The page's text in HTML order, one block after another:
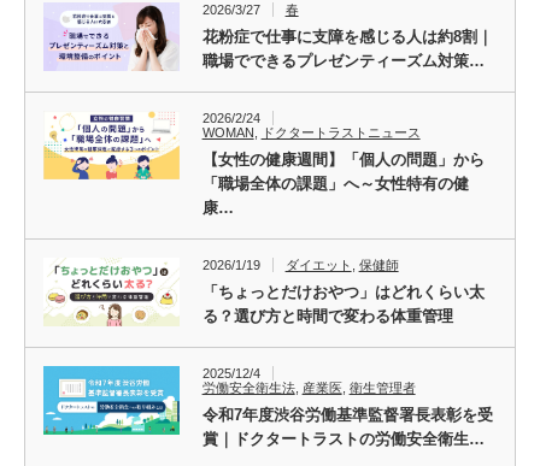
2026/3/27 春
花粉症で仕事に支障を感じる人は約8割｜
職場でできるプレゼンティーズム対策…
2026/2/24
WOMAN
ドクタートラストニュース
【女性の健康週間】「個人の問題」から
「職場全体の課題」へ～女性特有の健
康…
2026/1/19 ダイエット 保健師
「ちょっとだけおやつ」はどれくらい太
る？選び方と時間で変わる体重管理
2025/12/4
労働安全衛生法, 産業医, 衛生管理者
令和7年度渋谷労働基準監督署長表彰を受
賞｜ドクタートラストの労働安全衛生…